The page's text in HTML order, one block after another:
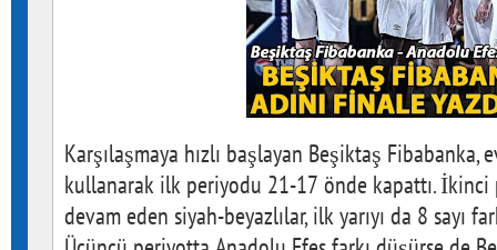
Karşılaşmaya hızlı başlayan Beşiktaş Fibabanka,
kullanarak ilk periyodu 21-17 önde kapattı. İkinci
devam eden siyah-beyazlılar, ilk yarıyı da 8 sayı